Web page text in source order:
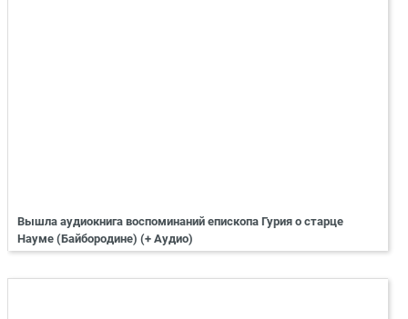
Вышла аудиокнига воспоминаний епископа Гурия о старце
Науме (Байбородине) (+ Аудио)